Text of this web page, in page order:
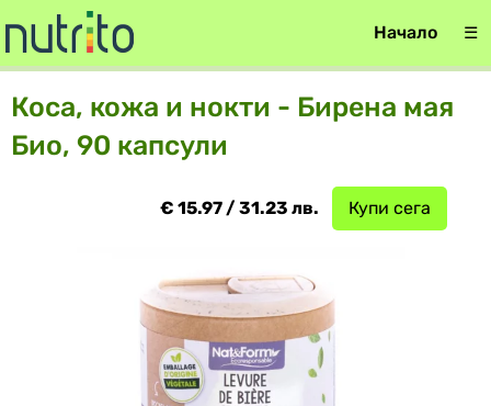
Начало ☰
Коса, кожа и нокти - Бирена мая
Био, 90 капсули
Купи сега
€ 15.97 / 31.23 лв.